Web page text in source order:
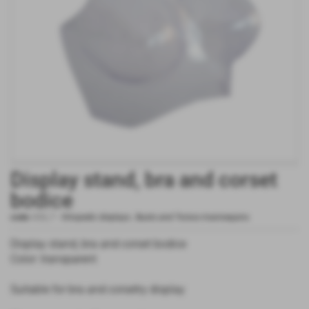
Display stand, bra and corset
bodice
Display stand, bra and corset bodice
Color: transparent
Suitable for bra and corsetry display